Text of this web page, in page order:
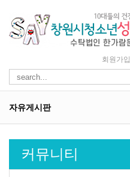
회원가입
자유게시판
커뮤니티